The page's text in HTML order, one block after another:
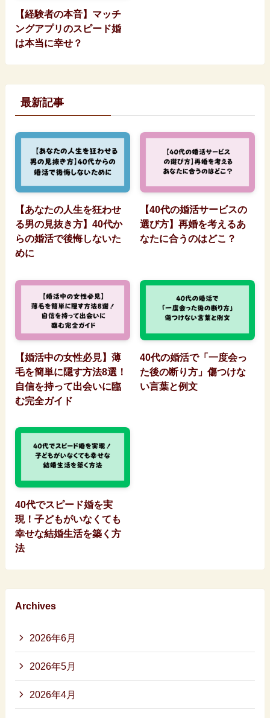
【経験者の本音】マッチ
ングアプリのスピード婚
は本当に幸せ？
最新記事
【あなたの人生を狂わせ
る男の見抜き方】40代か
らの婚活で後悔しないた
めに
【40代の婚活サービスの
選び方】再婚を考えるあ
なたに合うのはどこ？
【婚活中の女性必見】薄
毛を簡単に隠す方法8選！
自信を持って出会いに臨
む完全ガイド
40代の婚活で「一度会っ
た後の断り方」傷つけな
い言葉と例文
40代でスピード婚を実
現！子どもがいなくても
幸せな結婚生活を築く方
法
Archives
2026年6月
2026年5月
2026年4月